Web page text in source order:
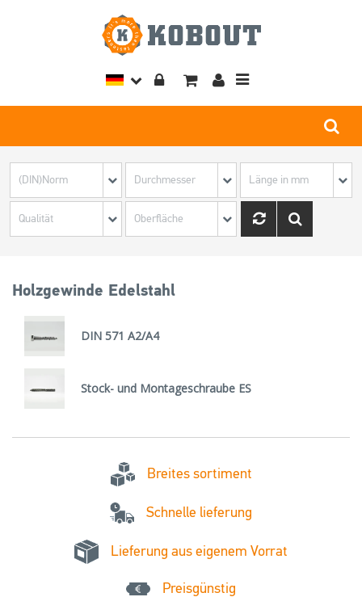
Toggle
Holzgewinde Edelstahl
DIN 571 A2/A4
Stock- und Montageschraube ES
Breites sortiment
Schnelle lieferung
Lieferung aus eigenem Vorrat
Preisgünstig